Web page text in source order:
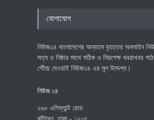
যোগাযোগ
নিউজ২৪ বাংলাদেশের অন্যতম বৃহত্তর অনলাইন
সত্য ও নিষ্ঠার সাথে সঠিক ও নিরপেক্ষ খবরাখবর
পৌঁছে দেওয়াই নিউজ২৪ এর মূল উদ্দেশ্য।
নিউজ ২৪
২৬৮ এলিফ্যান্ট রোড